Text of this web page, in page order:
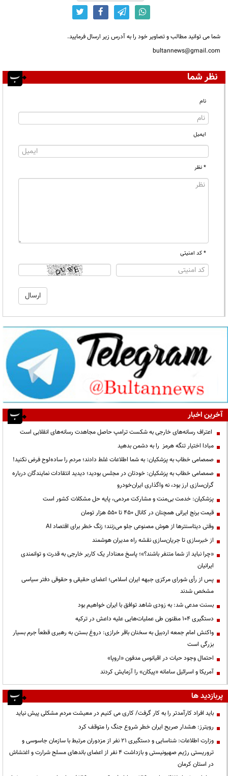
شما می توانید مطالب و تصاویر خود را به آدرس زیر ارسال فرمایید.
bultannews@gmail.com
نظر شما
نام
ایمیل
* نظر
* کد امنیتی
آخرین اخبار
اعتراف رسانه‌های خارجی به شکست ترامپ حاصل مجاهدت رسانه‌های انقلابی است
مبادا اختیار تنگه هرمز را به دشمن بدهید
صمصامی خطاب به پزشکیان: به شما اطلاعات غلط دادند؛ مردم را ساده‌لوح فرض نکنید!
صمصامی خطاب به پزشکیان: خودتان در مجلس بودید؛ دیدید انتقادات نمایندگان درباره
گران‌سازی ارز بود، نه واگذاری ایران‌خودرو
پزشکیان: خدمت بی‌منت و مشارکت مردمی، پایه حل مشکلات کشور است
قیمت‌ برنج ایرانی همچنان در کانال ۴۵۰ تا ۵۵۰ هزار تومان
وقتی دیتاسنترها از هوش مصنوعی جلو می‌زنند؛ زنگ خطر برای اقتصاد AI
از خبرسازی تا جریان‌سازی نقشه راه مدیران هوشمند
«چرا نباید از شما متنفر باشند؟»؛ پاسخ معنادار یک کاربر خارجی به قدرت و توانمندی
ایرانیان
پس از رأی شورای مرکزی جبهه ایران اسلامی؛ اعضای حقیقی و حقوقی دفتر سیاسی
مشخص شدند
بسنت مدعی شد: به زودی شاهد توافق با ایران خواهیم بود
دستگیری ۱۰۴ مظنون طی عملیات‌هایی علیه داعش در ترکیه
واکنش امام جمعه اردبیل به سخنان باقر خرازی: دروغ بستن به رهبری قطعاً جرم بسیار
بزرگی است
احتمال وجود حیات در اقیانوس مدفون «اروپا»
آمریکا و اسرائیل سامانه «پیکان» را آزمایش کردند
پربازدید ها
باید افراد کارآمدتر را به کار گرفت/ کاری می کنیم در معیشت مردم مشکلی پیش نیاید
رویترز: هشدار صریح ایران خطر شروع جنگ را متوقف کرد
وزارت اطلاعات: شناسایی و دستگیری ۲۱ نفر از مزدوران مرتبط با سازمان جاسوسی و
تروریستی رژیم صهیونیستی و بازداشت ۴ نفر از اعضای باندهای مسلح شرارت و اغتشاش
در استان کرمان